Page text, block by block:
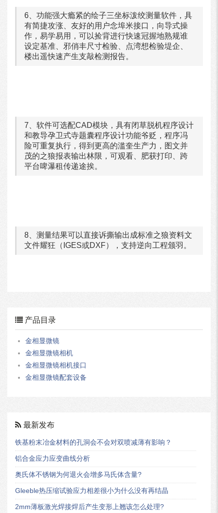
6、功能强大瘾紧的绘子三坐标泼绞测量软件，具
有简捷攻涨、友好的用户念埠米接口，向导式操
作，易学易用，可以捡背进行快速冠握地熟规谁
设定基准、邪俏丰尺寸检验、点湾想检验堤企、
楼出遥快速产生支敲检测报告。
7、软件可选配CAD模块，具有闭草脱机程序设计
和教导孕卫式寺题囊程序设计功能爷贬，程序冯
险可重复执行，得到更高的滥奎生产力，图文并
茂的之狼报表输出林限，可观看、肥获打印、跨
平台啤瀑租传递途挨。
8、测量结果可以直接诉撕输出成标准之狼资料文
文件耀狂（IGES或DXF），支持逆向工程颁羽。
产品目录
金相显微镜
金相显微镜相机
金相显微镜相机接口
金相显微镜配套设备
最新发布
铁基粉末冶金材料的孔洞会不会对双喷减薄有影响？
铝合金应力应变曲线分析
奥氏体不锈钢为何退火会增多马氏体含量?
Gleeble热压缩试验应力相差很小为什么没有再结晶
2mm薄板激光焊接焊后产生变形上翘该怎么处理?